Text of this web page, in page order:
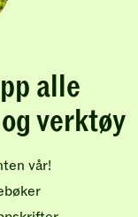
alle
verktøy
vår!